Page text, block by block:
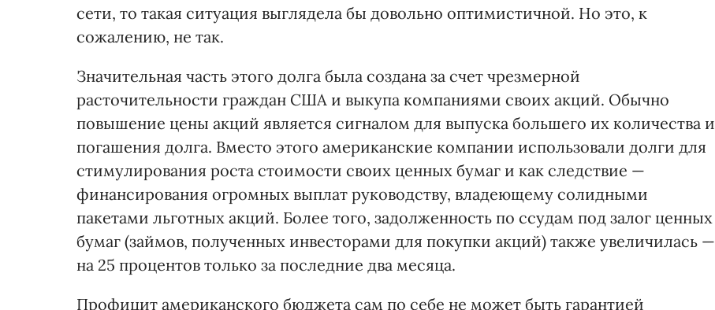
сети, то такая ситуация выглядела бы довольно оптимистичной. Но это, к
сожалению, не так.
Значительная часть этого долга была создана за счет чрезмерной
расточительности граждан США и выкупа компаниями своих акций. Обычно
повышение цены акций является сигналом для выпуска большего их количества и
погашения долга. Вместо этого американские компании использовали долги для
стимулирования роста стоимости своих ценных бумаг и как следствие —
финансирования огромных выплат руководству, владеющему солидными
пакетами льготных акций. Более того, задолженность по ссудам под залог ценных
бумаг (займов, полученных инвесторами для покупки акций) также увеличилась —
на 25 процентов только за последние два месяца.
Профицит американского бюджета сам по себе не может быть гарантией